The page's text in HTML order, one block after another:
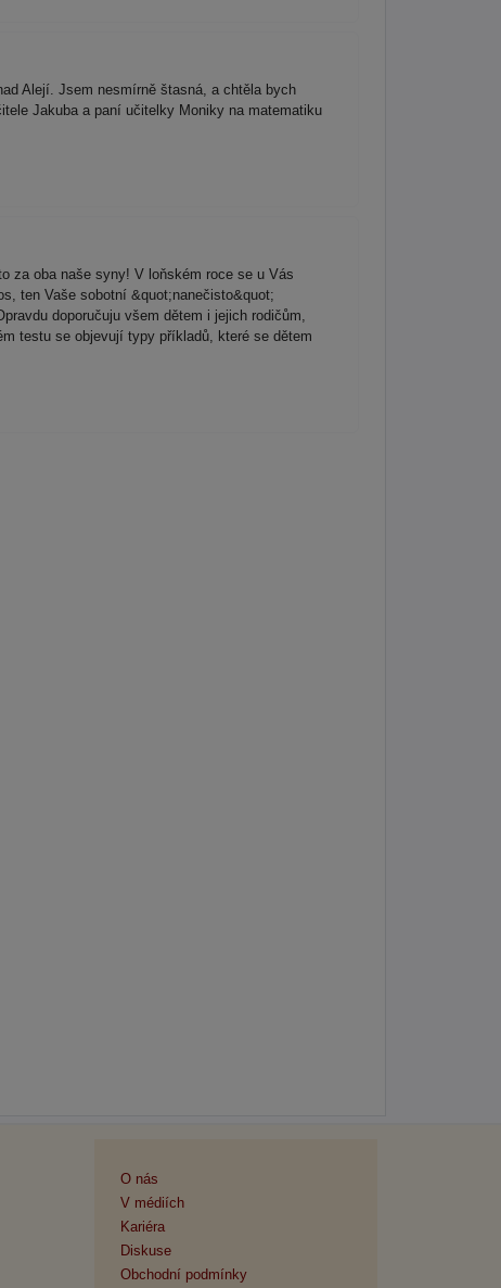
Alejí. Jsem nesmírně štasná, a chtěla bych
Jakuba a paní učitelky Moniky na matematiku
za oba naše syny! V loňském roce se u Vás
ten Vaše sobotní &quot;nanečisto&quot;
doporučuju všem dětem i jejich rodičům,
testu se objevují typy příkladů, které se dětem
O nás
V médiích
Kariéra
Diskuse
Obchodní podmínky